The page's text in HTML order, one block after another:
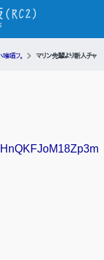
哂フ。
マリン先輩より新人チャ